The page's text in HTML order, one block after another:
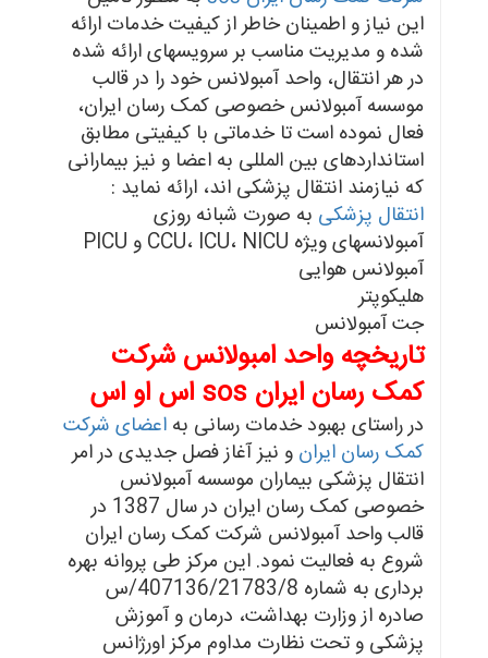
این نیاز و اطمینان خاطر از کیفیت خدمات ارائه
شده و مدیریت مناسب بر سرویسهای ارائه شده
در هر انتقال، واحد آمبولانس خود را در قالب
موسسه آمبولانس خصوصی کمک رسان ایران،
فعال نموده است تا خدماتی با کیفیتی مطابق
استانداردهای بین المللی به اعضا و نیز بیمارانی
که نیازمند انتقال پزشکی اند، ارائه نماید :
انتقال پزشکی به صورت شبانه روزی
آمبولانسهای ویژه CCU، ICU، NICU و PICU
آمبولانس هوایی
هلیکوپتر
جت آمبولانس
تاریخچه واحد امبولانس شرکت
کمک رسان ایران sos اس او اس
در راستای بهبود خدمات رسانی به اعضای شرکت
کمک رسان ایران و نیز آغاز فصل جدیدی در امر
انتقال پزشکی بیماران موسسه آمبولانس
خصوصی کمک رسان ایران در سال 1387 در
قالب واحد آمبولانس شرکت کمک رسان ایران
شروع به فعالیت نمود. این مرکز طی پروانه بهره
برداری به شماره 407136/21783/8/س
صادره از وزارت بهداشت، درمان و آموزش
پزشکی و تحت نظارت مداوم مرکز اورژانس